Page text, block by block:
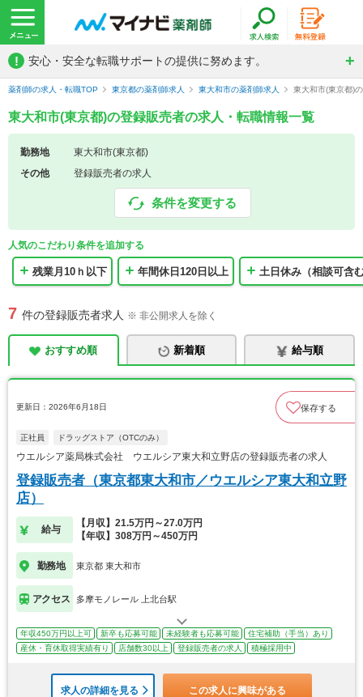
! 安心・安全な転職サポートの提供に努めます。
薬剤師の求人・転職TOP 東京都の薬剤師求人 東大和市の薬剤師求人 東大和市(東京都)
東大和市(東京都)の登録販売者の求人・転職情報一覧
勤務地
東大和市(東京都)
その他
登録販売者の求人
条件を変更する
人気のこだわり条件を追加する
残業月10ｈ以下 年間休日120日以上 土日休み（相談可含
7 件の登録販売者求人 ※ 非公開求人を除く
おすすめ順 新着順 給与順
更新日：2026年6月18日 保存する
正社員 ドラッグストア（OTCのみ）
ウエルシア薬局株式会社 ウエルシア東大和立野店の登録販売者の求人
登録販売者（東京都東大和市／ウエルシア東大和立野
店）
給与
【月収】21.5万円～27.0万円
【年収】308万円～450万円
勤務地 東京都 東大和市
アクセス 多摩モノレール 上北台駅
年収450万円以上可 新卒も応募可能 未経験者も応募可能
住宅補助（手当）あり
産休・育休取得実績有り
店舗数30以上 登録販売者の求人 積極採用中
求人の詳細を見る この求人に興味がある